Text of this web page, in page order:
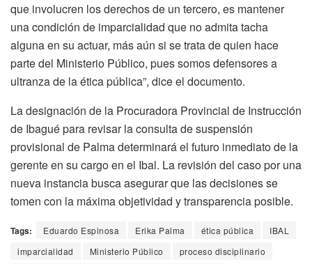
que involucren los derechos de un tercero, es mantener
una condición de imparcialidad que no admita tacha
alguna en su actuar, más aún si se trata de quien hace
parte del Ministerio Público, pues somos defensores a
ultranza de la ética pública”, dice el documento.
La designación de la Procuradora Provincial de Instrucción
de Ibagué para revisar la consulta de suspensión
provisional de Palma determinará el futuro inmediato de la
gerente en su cargo en el Ibal. La revisión del caso por una
nueva instancia busca asegurar que las decisiones se
tomen con la máxima objetividad y transparencia posible.
Tags: Eduardo Espinosa Erika Palma ética pública
IBAL
imparcialidad
Ministerio Público
proceso disciplinario